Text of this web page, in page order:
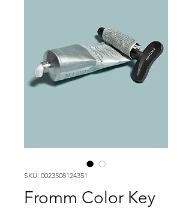
SKU: 0023508124351
Fromm Color Key